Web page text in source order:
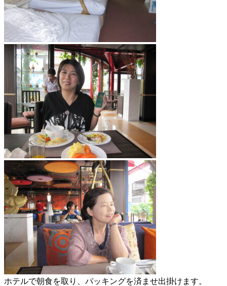
ホテルで朝食を取り、パッキングを済ませ出掛けます。